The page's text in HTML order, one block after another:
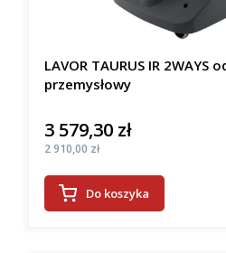
LAVOR TAURUS IR 2WAYS odkurzacz
przemysłowy
Cena
3 579,30 zł
Cena
2 910,00 zł
Do koszyka